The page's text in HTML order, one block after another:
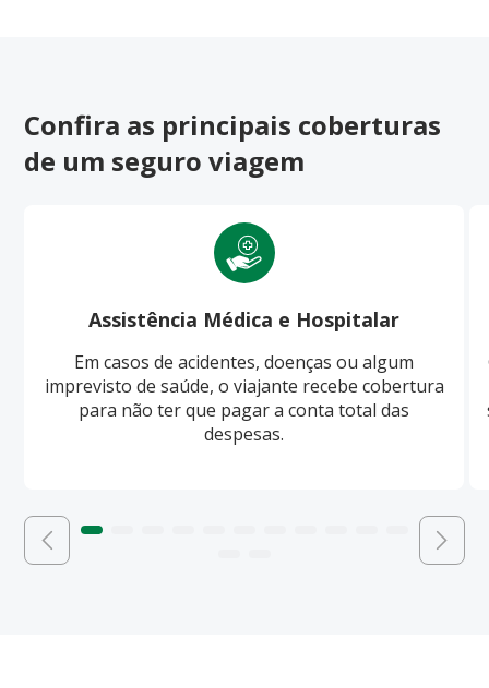
Confira as principais coberturas
de um seguro viagem
Assistência Médica e Hospitalar
Em casos de acidentes, doenças ou algum
imprevisto de saúde, o viajante recebe cobertura
para não ter que pagar a conta total das
despesas.